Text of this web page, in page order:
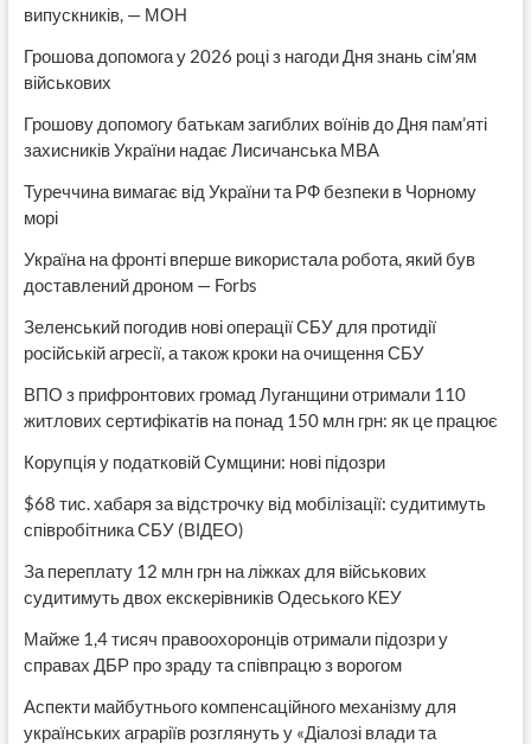
випускників, — МОН
Грошова допомога у 2026 році з нагоди Дня знань сім’ям
військових
Грошову допомогу батькам загиблих воїнів до Дня пам’яті
захисників України надає Лисичанська МВА
Туреччина вимагає від України та РФ безпеки в Чорному
морі
Україна на фронті вперше використала робота, який був
доставлений дроном — Forbs
Зеленський погодив нові операції СБУ для протидії
російській агресії, а також кроки на очищення СБУ
ВПО з прифронтових громад Луганщини отримали 110
житлових сертифікатів на понад 150 млн грн: як це працює
Корупція у податковій Сумщини: нові підозри
$68 тис. хабаря за відстрочку від мобілізації: судитимуть
співробітника СБУ (ВІДЕО)
За переплату 12 млн грн на ліжках для військових
судитимуть двох екскерівників Одеського КЕУ
Майже 1,4 тисяч правоохоронців отримали підозри у
справах ДБР про зраду та співпрацю з ворогом
Аспекти майбутнього компенсаційного механізму для
українських аграріїв розглянуть у «Діалозі влади та